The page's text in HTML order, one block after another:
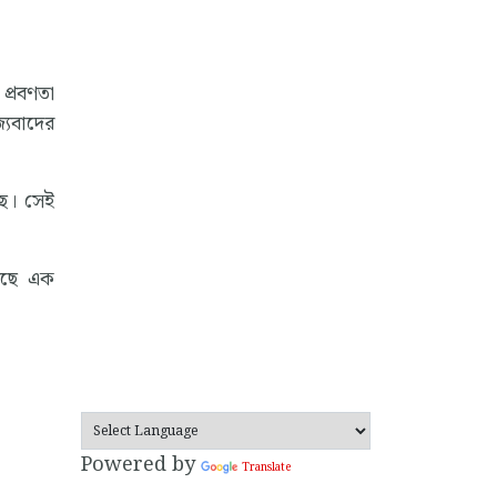
সেই
এক
Powered by Translate